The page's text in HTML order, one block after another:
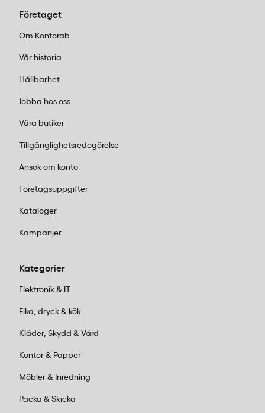
Företaget
Om Kontorab
Vår historia
Hållbarhet
Jobba hos oss
Våra butiker
Tillgänglighetsredogörelse
Ansök om konto
Företagsuppgifter
Kataloger
Kampanjer
Kategorier
Elektronik & IT
Fika, dryck & kök
Kläder, Skydd & Vård
Kontor & Papper
Möbler & Inredning
Packa & Skicka